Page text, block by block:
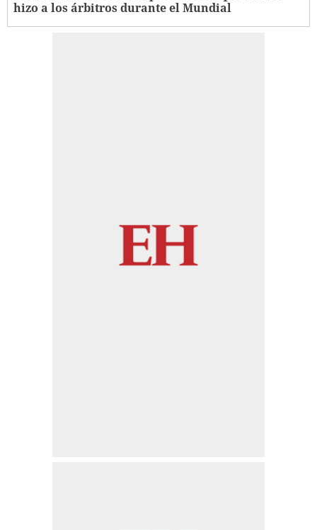
hizo a los árbitros durante el Mundial